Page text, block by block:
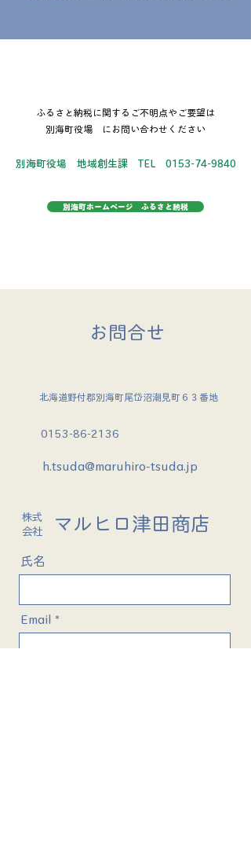
ふるさと納税に関するご不明点やご要望は
別海町役場 にお問い合わせください
別海町役場 地域創生課 TEL0153-74-9840
別海町ホームページ ふるさと納税
お問合せ
北海道野付郡別海町尾岱沼潮見町６３番地
​0153-86-2136
h.tsuda@maruhiro-tsuda.jp
株式
​会社
​マルヒロ津田商店
氏名
Email